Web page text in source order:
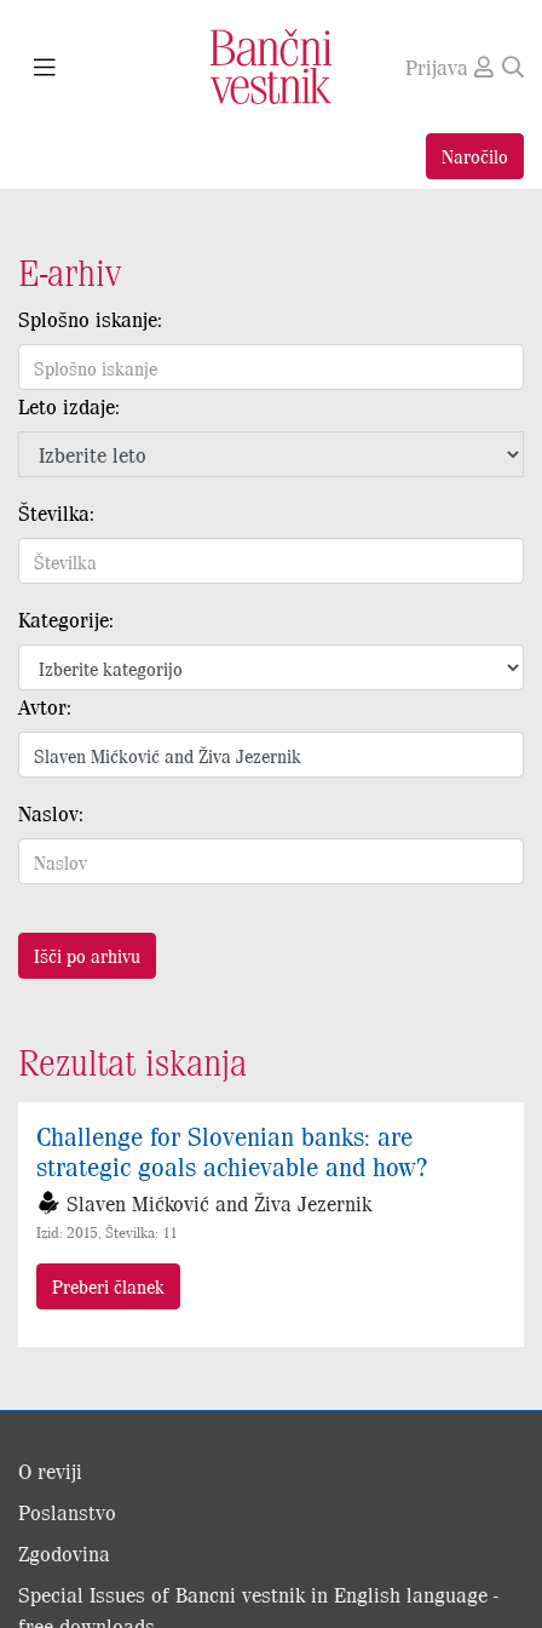
Prijava
Naročilo
E-arhiv
Splošno iskanje:
Leto izdaje:
Številka:
Kategorije:
Avtor:
Naslov:
Išči po arhivu
Rezultat iskanja
Challenge for Slovenian banks: are
strategic goals achievable and how?
Slaven Mićković and Živa Jezernik
Izid: 2015, Številka: 11
Preberi članek
O reviji
Poslanstvo
Zgodovina
Special Issues of Bancni vestnik in English language -